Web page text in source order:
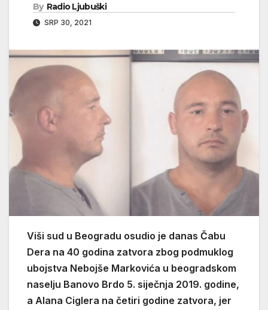
By Radio Ljubuški
SRP 30, 2021
Viši sud u Beogradu osudio je danas Čabu
Dera na 40 godina zatvora zbog podmuklog
ubojstva Nebojše Markovića u beogradskom
naselju Banovo Brdo 5. siječnja 2019. godine,
a Alana Ciglera na četiri godine zatvora, jer